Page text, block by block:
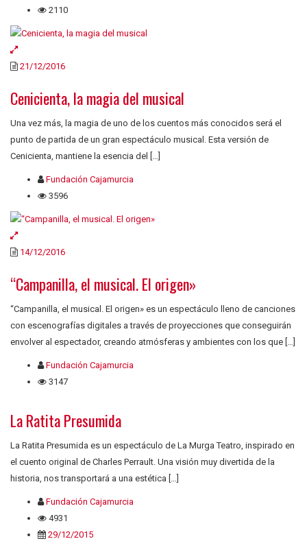
2110
21/12/2016
Cenicienta, la magia del musical
Una vez más, la magia de uno de los cuentos más conocidos será el
punto de partida de un gran espectáculo musical. Esta versión de
Cenicienta, mantiene la esencia del […]
Fundación Cajamurcia
3596
14/12/2016
“Campanilla, el musical. El origen»
“Campanilla, el musical. El origen» es un espectáculo lleno de canciones
con escenografías digitales a través de proyecciones que conseguirán
envolver al espectador, creando atmósferas y ambientes con los que […]
Fundación Cajamurcia
3147
La Ratita Presumida
La Ratita Presumida es un espectáculo de La Murga Teatro, inspirado en
el cuento original de Charles Perrault. Una visión muy divertida de la
historia, nos transportará a una estética […]
Fundación Cajamurcia
4931
29/12/2015